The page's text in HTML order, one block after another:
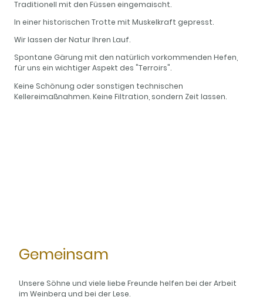
Traditionell mit den Füssen eingemaischt.
In einer historischen Trotte mit Muskelkraft gepresst.
Wir lassen der Natur Ihren Lauf.
Spontane Gärung mit den natürlich vorkommenden Hefen,
für uns ein wichtiger Aspekt des "Terroirs".
Keine Schönung oder sonstigen technischen
Kellereimaßnahmen. Keine Filtration, sondern Zeit lassen.
Gemeinsam
Unsere Söhne und viele liebe Freunde helfen bei der Arbeit
im Weinberg und bei der Lese.